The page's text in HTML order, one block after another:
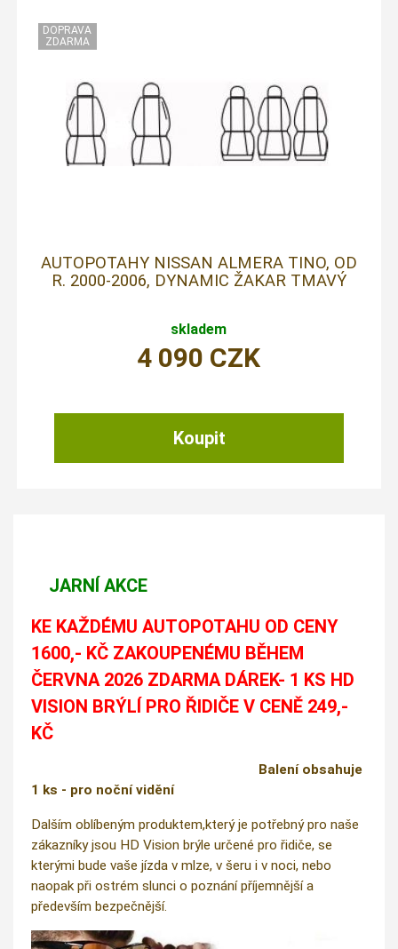
AUTOPOTAHY NISSAN ALMERA TINO, OD
R. 2000-2006, DYNAMIC ŽAKAR TMAVÝ
skladem
4 090 CZK
JARNÍ AKCE
KE KAŽDÉMU AUTOPOTAHU OD CENY
1600,- KČ ZAKOUPENÉMU BĚHEM
ČERVNA 2026 ZDARMA DÁREK- 1 KS HD
VISION BRÝLÍ PRO ŘIDIČE V CENĚ 249,-
KČ
Balení obsahuje
1 ks - pro noční vidění
Dalším oblíbeným produktem,který je potřebný pro naše
zákazníky jsou HD Vision brýle určené pro řidiče, se
kterými bude vaše jízda v mlze, v šeru i v noci, nebo
naopak při ostrém slunci o poznání příjemnější a
především bezpečnější.